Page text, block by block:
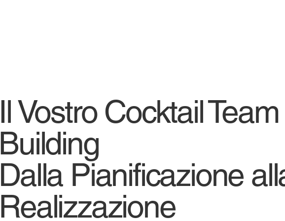
Il Vostro Cocktail Team
Building
Dalla Pianificazione
Realizzazione